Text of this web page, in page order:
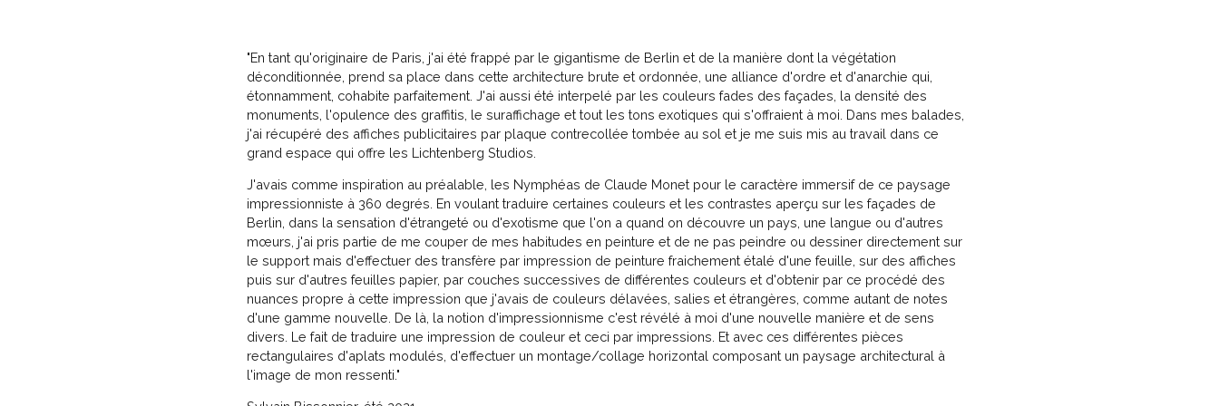
"En tant qu'originaire de Paris, j'ai été frappé par le gigantisme de Berlin et de la manière dont la végétation
déconditionnée, prend sa place dans cette architecture brute et ordonnée, une alliance d'ordre et d'anarchie qui,
étonnamment, cohabite parfaitement. J'ai aussi été interpelé par les couleurs fades des façades, la densité des
monuments, l'opulence des graffitis, le suraffichage et tout les tons exotiques qui s'offraient à moi. Dans mes balades,
j'ai récupéré des affiches publicitaires par plaque contrecollée tombée au sol et je me suis mis au travail dans ce
grand espace qui offre les Lichtenberg Studios.
J'avais comme inspiration au préalable, les Nymphéas de Claude Monet pour le caractère immersif de ce paysage
impressionniste à 360 degrés. En voulant traduire certaines couleurs et les contrastes aperçu sur les façades de
Berlin, dans la sensation d'étrangeté ou d'exotisme que l'on a quand on découvre un pays, une langue ou d'autres
mœurs, j'ai pris partie de me couper de mes habitudes en peinture et de ne pas peindre ou dessiner directement sur
le support mais d'effectuer des transfère par impression de peinture fraichement étalé d'une feuille, sur des affiches
puis sur d'autres feuilles papier, par couches successives de différentes couleurs et d'obtenir par ce procédé des
nuances propre à cette impression que j'avais de couleurs délavées, salies et étrangères, comme autant de notes
d'une gamme nouvelle. De là, la notion d'impressionnisme c'est révélé à moi d'une nouvelle manière et de sens
divers. Le fait de traduire une impression de couleur et ceci par impressions. Et avec ces différentes pièces
rectangulaires d'aplats modulés, d'effectuer un montage/collage horizontal composant un paysage architectural à
l'image de mon ressenti."